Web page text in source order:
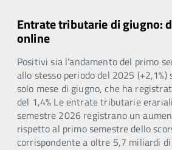
Entrate tributarie di giugno:
online
Positivi sia l’andamento del primo
allo stesso periodo del 2025 (+2,1%)
solo mese di giugno, che ha
del 1,4% Le entrate tributarie
semestre 2026 registrano un
rispetto al primo semestre dello
corrispondente a oltre 5,7 miliardi